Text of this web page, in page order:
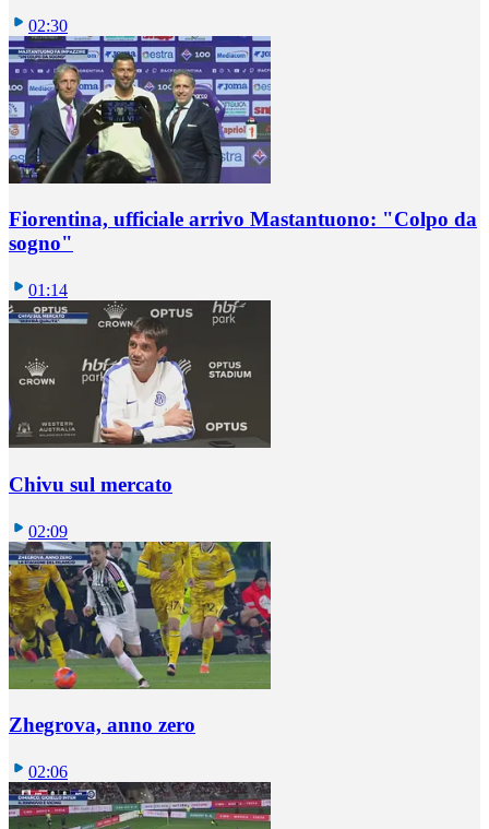
02:30
Fiorentina, ufficiale arrivo Mastantuono: "Colpo da
sogno"
01:14
Chivu sul mercato
02:09
Zhegrova, anno zero
02:06